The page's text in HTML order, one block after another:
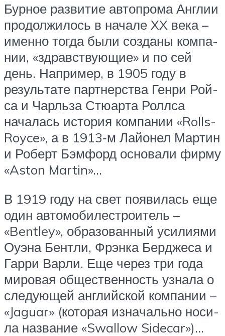
Бур­ное раз­ви­тие авто­про­ма Англии
про­дол­жи­лось в нача­ле XX века –
имен­но тогда были созда­ны ком­па­
нии, «здрав­ству­ю­щие» и по сей
день. Напри­мер, в 1905 году в
резуль­та­те парт­нер­ства Ген­ри Рой­
са и Чарль­за Стю­ар­та Ролл­са
нача­лась исто­рия ком­па­нии «Rolls-
Royce», а в 1913‑м Лай­о­нел Мар­тин
и Роберт Бэм­форд осно­ва­ли фир­му
«Aston Martin»…
В 1919 году на свет появи­лась еще
один авто­мо­би­ле­стро­и­тель –
«Bentley», обра­зо­ван­ный уси­ли­я­ми
Оуэна Бент­ли, Фрэн­ка Бер­дже­са и
Гар­ри Вар­ли. Еще через три года
миро­вая обще­ствен­ность узна­ла о
сле­ду­ю­щей англий­ской ком­па­нии –
«Jaguar» (кото­рая изна­чаль­но носи­
ла назва­ние «Swallow Sidecar»)…